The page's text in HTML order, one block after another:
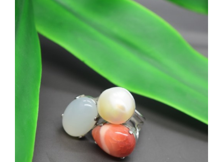
PRODOTTI
CONTATTI
Categorie prodotto
Anelli
(1)
Disponibile